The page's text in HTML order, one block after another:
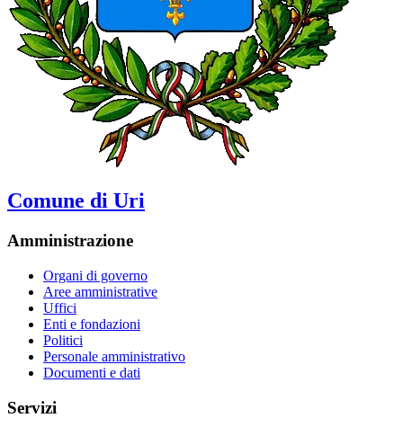
Comune di Uri
Amministrazione
Organi di governo
Aree amministrative
Uffici
Enti e fondazioni
Politici
Personale amministrativo
Documenti e dati
Servizi